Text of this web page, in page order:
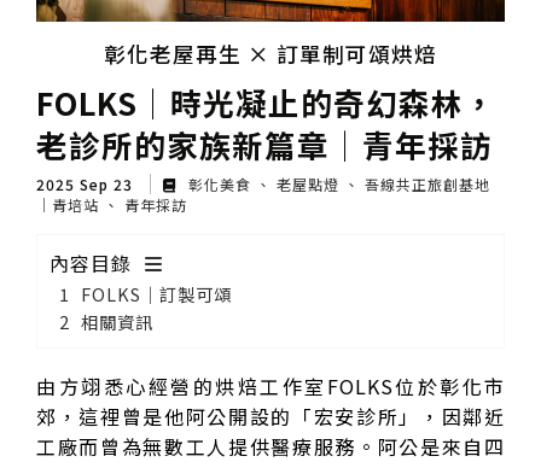
彰化老屋再生 × 訂單制可頌烘焙
FOLKS│時光凝止的奇幻森林，
老診所的家族新篇章│青年採訪
2025 Sep 23 彰化美食 老屋點燈
吾線共正旅創基地
｜青培站
青年採訪
內容目錄
FOLKS│訂製可頌
相關資訊
由方翊悉心經營的烘焙工作室FOLKS位於彰化市
郊，這裡曾是他阿公開設的「宏安診所」，因鄰近
工廠而曾為無數工人提供醫療服務。阿公是來自四